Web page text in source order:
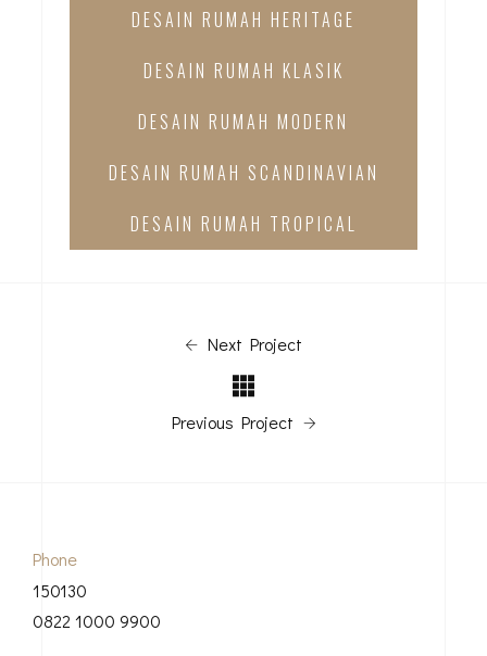
DESAIN RUMAH HERITAGE
DESAIN RUMAH KLASIK
DESAIN RUMAH MODERN
DESAIN RUMAH SCANDINAVIAN
DESAIN RUMAH TROPICAL
Next Project
Previous Project
Phone
150130
0822 1000 9900